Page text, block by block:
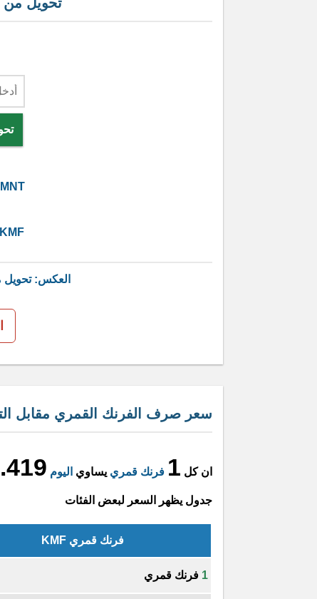
MNT
KMF
العكس:
سعر صرف الفرنك القمري مقابل
ان كل 1 فرنك قمري يساوي اليوم
جدول يظهر السعر لبعض الفئات
فرنك قمري KMF
1 فرنك قمري